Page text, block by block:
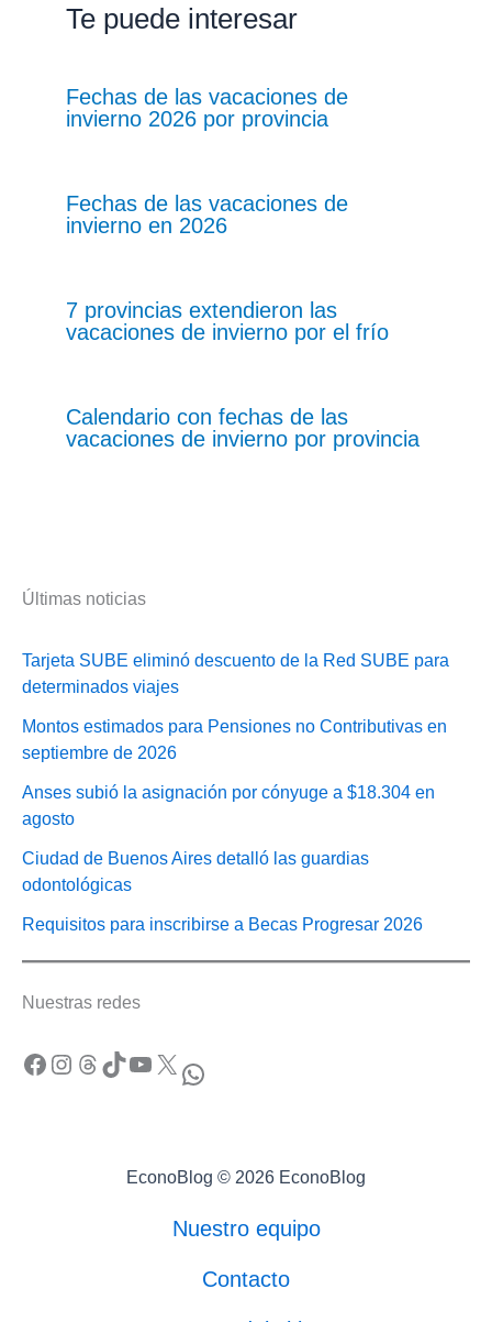
Te puede interesar
Fechas de las vacaciones de
invierno 2026 por provincia
Fechas de las vacaciones de
invierno en 2026
7 provincias extendieron las
vacaciones de invierno por el frío
Calendario con fechas de las
vacaciones de invierno por provincia
Últimas noticias
Tarjeta SUBE eliminó descuento de la Red SUBE para
determinados viajes
Montos estimados para Pensiones no Contributivas en
septiembre de 2026
Anses subió la asignación por cónyuge a $18.304 en
agosto
Ciudad de Buenos Aires detalló las guardias
odontológicas
Requisitos para inscribirse a Becas Progresar 2026
Nuestras redes
Facebook Instagram Threads TikTok YouTube X WhatsApp
EconoBlog © 2026 EconoBlog
Nuestro equipo
Contacto